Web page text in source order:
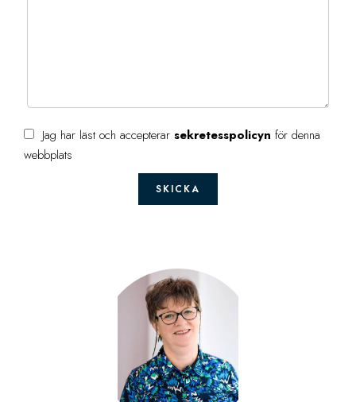
Jag har läst och accepterar sekretesspolicyn för denna
webbplats
SKICKA